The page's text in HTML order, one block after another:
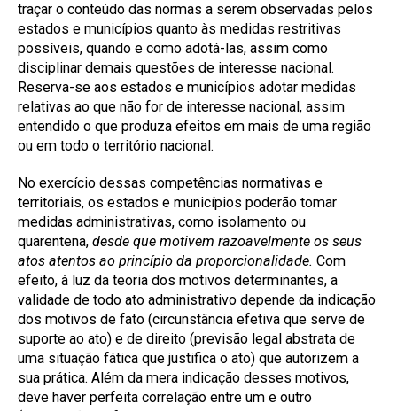
traçar o conteúdo das normas a serem observadas pelos
estados e municípios quanto às medidas restritivas
possíveis, quando e como adotá-las, assim como
disciplinar demais questões de interesse nacional.
Reserva-se aos estados e municípios adotar medidas
relativas ao que não for de interesse nacional, assim
entendido o que produza efeitos em mais de uma região
ou em todo o território nacional.
No exercício dessas competências normativas e
territoriais, os estados e municípios poderão tomar
medidas administrativas, como isolamento ou
quarentena, desde que motivem razoavelmente os seus
atos atentos ao princípio da proporcionalidade. Com
efeito, à luz da teoria dos motivos determinantes, a
validade de todo ato administrativo depende da indicação
dos motivos de fato (circunstância efetiva que serve de
suporte ao ato) e de direito (previsão legal abstrata de
uma situação fática que justifica o ato) que autorizem a
sua prática. Além da mera indicação desses motivos,
deve haver perfeita correlação entre um e outro